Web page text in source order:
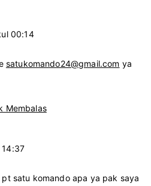
00:14
satukomando24@gmail.com ya
Membalas
satu komando apa ya pak saya